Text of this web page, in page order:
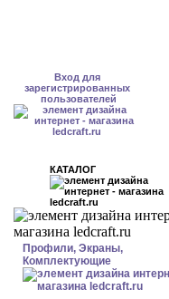
Вход для
зарегистрированных
пользователей
КАТАЛОГ
Профили, Экраны,
Комплектующие